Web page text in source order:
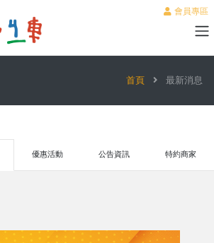
會員專區
首頁 最新消息
優惠活動 公告資訊 特約商家